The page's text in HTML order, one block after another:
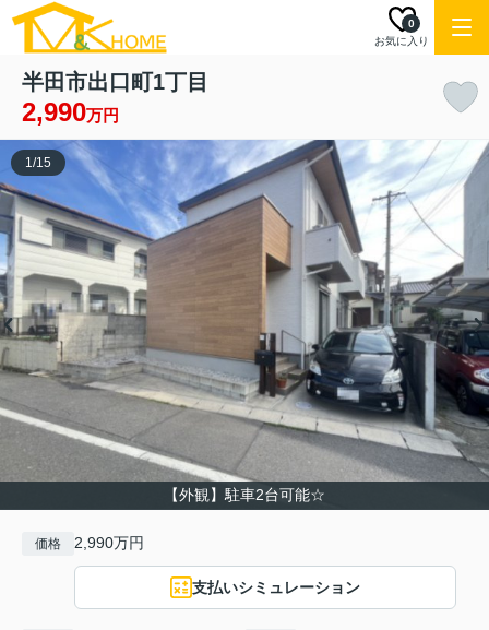
お気に入り
0
半田市出口町1丁目
2,990万円
【外観】駐車2台可能☆
1/15
価格 2,990万円
支払いシミュレーション